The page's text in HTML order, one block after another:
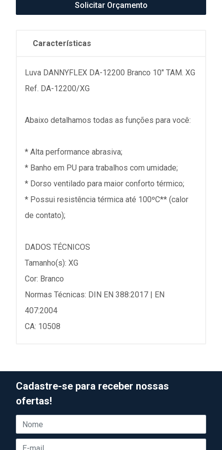
Solicitar Orçamento
Características
Luva DANNYFLEX DA-12200 Branco 10" TAM. XG
Ref. DA-12200/XG
Abaixo detalhamos todas as funções para você:
* Alta performance abrasiva;
* Banho em PU para trabalhos com umidade;
* Dorso ventilado para maior conforto térmico;
* Possui resistência térmica até 100ºC** (calor
de contato);
DADOS TÉCNICOS
Tamanho(s): XG
Cor: Branco
Normas Técnicas: DIN EN 388:2017 | EN
407:2004
CA: 10508
Cadastre-se para receber nossas
ofertas!